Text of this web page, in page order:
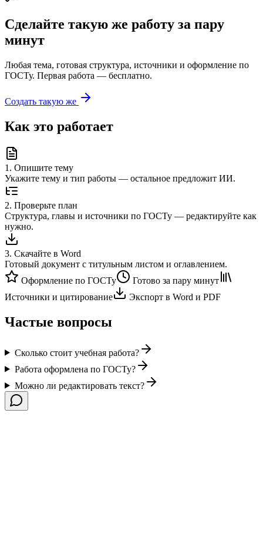
Сделайте такую же работу за пару
минут
Любая тема, готовая структура, источники и оформление по
ГОСТу. Первая работа — бесплатно.
Создать такую же
Как это работает
1 . Опишите тему
Укажите тему и тип работы — остальное предложит ИИ.
2. Проверьте план
Структура, главы и источники по ГОСТу — редактируйте как
нужно.
3. Скачайте в Word
Готовый документ с титульным листом и оглавлением.
Оформление по ГОСТу
Готово за пару минут
Источники и цитирование
Экспорт в Word и PDF
Частые вопросы
Сколько стоит учебная работа?
Работа оформлена по ГОСТу?
Можно ли редактировать текст?